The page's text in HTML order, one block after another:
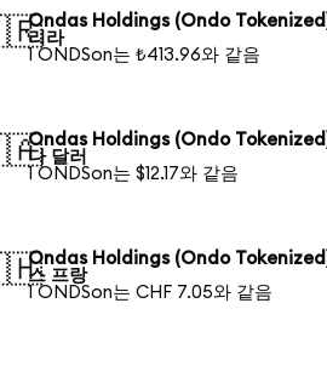
Ondas Holdings (Ondo Tokenized)
리라
1 ONDSon는 ₺413.96와 같음
Ondas Holdings (Ondo
다 달러
1 ONDSon는 $12.17와 같음
Ondas Holdings (Ondo
스 프랑
1 ONDSon는 CHF 7.05와 같음